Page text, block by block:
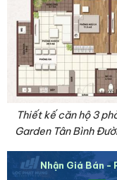
Thiết kế căn hộ 3
Garden Tân Bình
Nhận Giá Bán -